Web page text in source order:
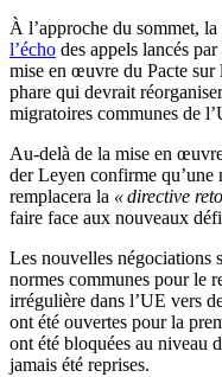
À l’approche du sommet,
l’écho des appels lancés
mise en œuvre du Pacte sur
phare qui devrait
migratoires communes de
Au-delà de la mise en
der Leyen confirme
remplacera la « directive
faire face aux nouveaux
Les nouvelles négociations
normes communes pour le
irrégulière dans l’UE vers
ont été ouvertes pour la
ont été bloquées au niveau
jamais été reprises.